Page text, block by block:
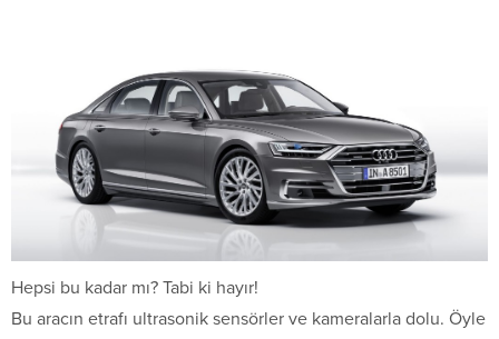
Hepsi bu kadar mı? Tabi ki hayır!
Bu aracın etrafı ultrasonik sensörler ve kameralarla dolu. Öyle